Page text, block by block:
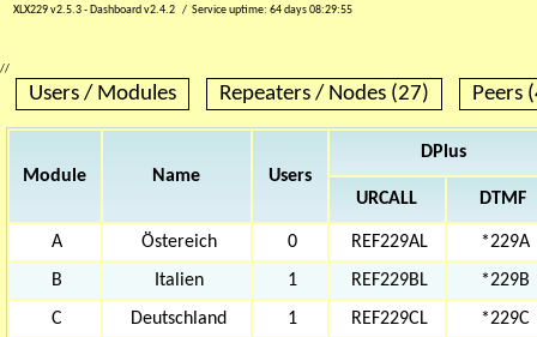
XLX229 v2.5.3 - Dashboard v2.4.2 / Service uptime: 64 days 08:29:55
//
Users / Modules Repeaters / Nodes (27) Peers
Module Name Users
DPlus
URCALL DTMF
A Östereich 0 REF229AL
*229A
B
Italien 1 REF229BL
*229B
C
Deutschland 1 REF229CL
*229C